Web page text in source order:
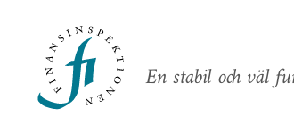
En stabil och väl